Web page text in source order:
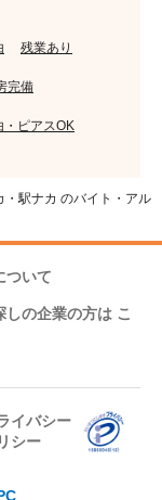
残業あり
完備
・ピアスOK
・駅ナカ のバイト・アル
ついて
しの企業の方は こ
イバシー
シー